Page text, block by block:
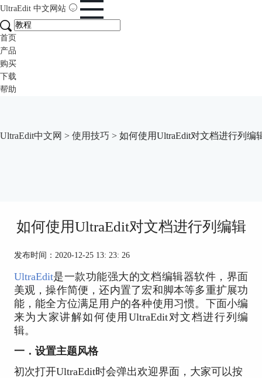
UltraEdit 中文网站
首页
产品
购买
下载
帮助
UltraEdit中文网 > 使用技巧 > 如何使用UltraEdit对文档进行列编
如何使用UltraEdit对文档进行列编辑
发布时间：2020-12-25 13: 23: 26
UltraEdit是一款功能强大的文档编辑器软件，界面
美观，操作简便，还内置了宏和脚本等多重扩展功
能，能全方位满足用户的各种使用习惯。下面小编
来为大家讲解如何使用UltraEdit对文档进行列编
辑。
一．设置主题风格
初次打开UltraEdit时会弹出欢迎界面，大家可以按